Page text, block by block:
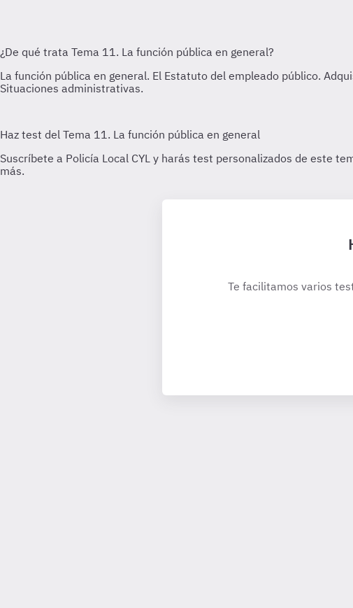
Te facilitamos varios